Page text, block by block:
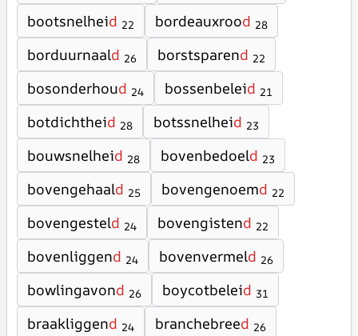
bootsnelheid 22 bordeauxrood 28
borduurnaald 26 borstsparend 22
bosonderhoud 24 bossenbeleid 21
botdichtheid 28 botssnelheid 23
bouwsnelheid 28 bovenbedoeld 23
bovengehaald 25 bovengenoemd 22
bovengesteld 24 bovengistend 22
bovenliggend 24 bovenvermeld 26
bowlingavond 26 boycotbeleid 31
braakliggend 24 branchebreed 26